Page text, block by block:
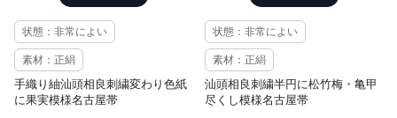
状態：非常によい
素材：正絹
手織り紬汕頭相良刺繍変わり色紙
に果実模様名古屋帯
状態：非常によい
素材：正絹
汕頭相良刺繍半円に松竹梅・亀甲
尽くし模様名古屋帯